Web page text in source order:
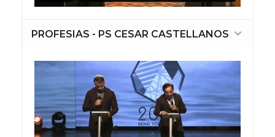
PROFESIAS - PS CESAR CASTELLANOS